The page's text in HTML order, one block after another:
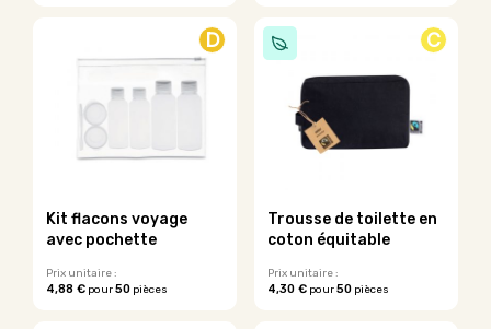
produit
a
plusieurs
variations.
Les
options
peuvent
sur
du
produit
D
Kit flacons voyage
avec pochette
Prix unitaire :
4,88 € pour50 pièces
C
Trousse de toilette en
coton équitable
Prix unitaire :
4,30 €pour50pièces